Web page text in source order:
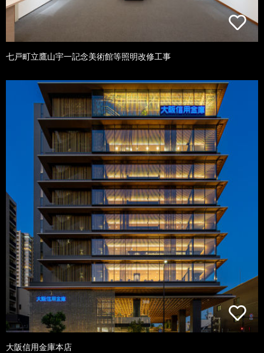
七戸町立鷹山宇一記念美術館等照明改修工事
大阪信用金庫本店